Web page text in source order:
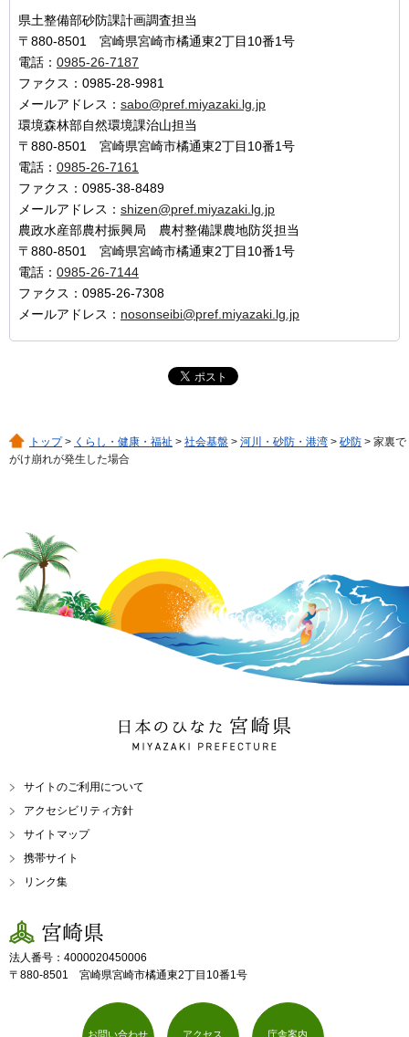
県土整備部砂防課計画調査担当
〒880-8501 宮崎県宮崎市橘通東2丁目10番1号
電話： 0985-26-7187
ファクス：0985-28-9981
メールアドレス： sabo@pref.miyazaki.lg.jp
環境森林部自然環境課治山担当
〒880-8501 宮崎県宮崎市橘通東2丁目10番1号
電話： 0985-26-7161
ファクス：0985-38-8489
メールアドレス： shizen@pref.miyazaki.lg.jp
農政水産部農村振興局 農村整備課農地防災担当
〒880-8501 宮崎県宮崎市橘通東2丁目10番1号
電話： 0985-26-7144
ファクス：0985-26-7308
メールアドレス： nosonseibi@pref.miyazaki.lg.jp
トップ> くらし・健康・福祉 > 社会基盤 > 河川・砂防・港湾 > 砂防 > 家裏で
がけ崩れが発生した場合
日本のひなた 宮崎県
MIYAZAKI PREFECTURE
サイトのご利用について
アクセシビリティ方針
サイトマップ
携帯サイト
リンク集
宮崎県
法人番号：4000020450006
〒880-8501 宮崎県宮崎市橘通東2丁目10番1号
お問い合わせ アクセス 庁舎案内